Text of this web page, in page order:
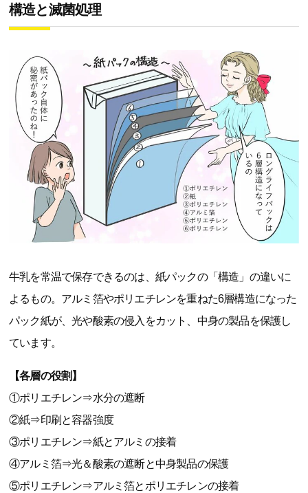
構造と滅菌処理
牛乳を常温で保存できるのは、紙パックの「構造」の違いに
よるもの。アルミ箔やポリエチレンを重ねた6層構造になった
パック紙が、光や酸素の侵入をカット、中身の製品を保護し
ています。
【各層の役割】
①ポリエチレン⇒水分の遮断
②紙⇒印刷と容器強度
③ポリエチレン⇒紙とアルミの接着
④アルミ箔⇒光＆酸素の遮断と中身製品の保護
⑤ポリエチレン⇒アルミ箔とポリエチレンの接着